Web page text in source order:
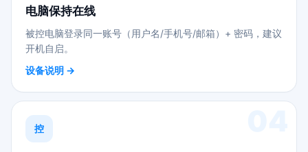
电脑保持在线
被控电脑登录同一账号（用户名/手机号/邮箱）+ 密码，建议
开机自启。
设备说明 →
控